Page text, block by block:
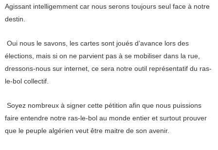
Agissant intelligemment car nous serons toujours seul face à notre
destin.
Oui nous le savons, les cartes sont joués d’avance lors des
élections, mais si on ne parvient pas à se mobiliser dans la rue,
dressons-nous sur internet, ce sera notre outil représentatif du ras-
le-bol collectif.
Soyez nombreux à signer cette pétition afin que nous puissions
faire entendre notre ras-le-bol au monde entier et surtout prouver
que le peuple algérien veut être maitre de son avenir.